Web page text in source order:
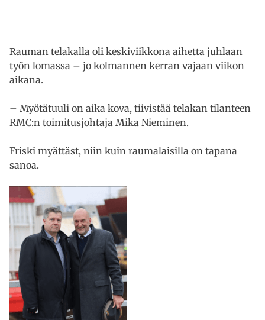
Rauman telakalla oli keskiviikkona aihetta juhlaan
työn lomassa – jo kolmannen kerran vajaan viikon
aikana.
– Myötätuuli on aika kova, tiivistää telakan tilanteen
RMC:n toimitusjohtaja Mika Nieminen.
Friski myättäst, niin kuin raumalaisilla on tapana
sanoa.